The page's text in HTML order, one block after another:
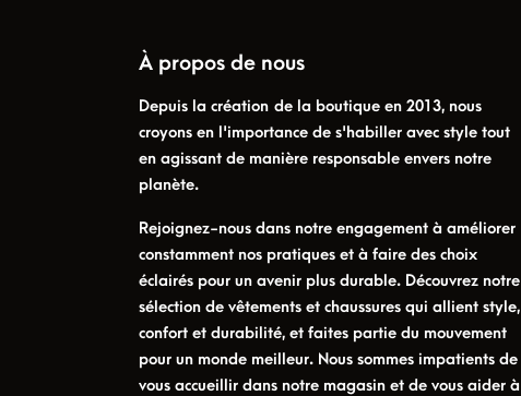
À propos de nous
Depuis la création de la boutique en 2013, nous
croyons en l'importance de s'habiller avec style tout
en agissant de manière responsable envers notre
planète.
Rejoignez-nous dans notre engagement à améliorer
constamment nos pratiques et à faire des choix
éclairés pour un avenir plus durable. Découvrez notre
sélection de vêtements et chaussures qui allient style,
confort et durabilité, et faites partie du mouvement
pour un monde meilleur. Nous sommes impatients de
vous accueillir dans notre magasin et de vous aider à